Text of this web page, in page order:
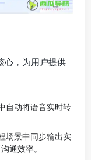
心，为用户提供
动将语音实时转
景中同步输出实
通效率。